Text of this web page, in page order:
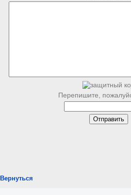
Перепишите,
Вернуться